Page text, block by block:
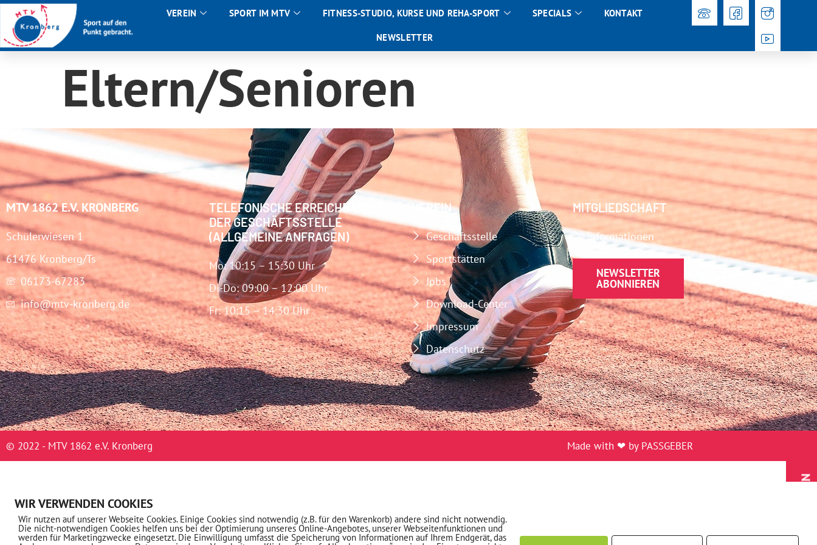
VEREIN SPORT IM MTV FITNESS-STUDIO, KURSE UND REHA-SPORT SPECIALS KONTAKT
NEWSLETTER
Eltern/Senioren
MTV 1862 E.V. KRONBERG
Schülerwiesen 1
61476 Kronberg/Ts
06173-67283
info@mtv-kronberg.de
TELEFONISCHE ERREICHBARKEIT
DER GESCHÄFTSSTELLE
(ALLGEMEINE ANFRAGEN)
Mo: 10:15 – 15:30 Uhr
Di-Do: 09:00 – 12:00 Uhr
Fr: 10:15 – 14:30 Uhr
VEREIN
Geschäftsstelle
Sportstätten
Jobs
Download-Center
Impressum
Datenschutz
MITGLIEDSCHAFT
Informationen
NEWSLETTER
ABONNIEREN
© 2022 - MTV 1862 e.V. Kronberg Made with ❤ by PASSGEBER
MITGLIED WERDEN
WIR VERWENDEN COOKIES
Wir nutzen auf unserer Webseite Cookies. Einige Cookies sind notwendig (z.B. für den Warenkorb) andere sind nicht notwendig.
Die nicht-notwendigen Cookies helfen uns bei der Optimierung unseres Online-Angebotes, unserer Webseitenfunktionen und
werden für Marketingzwecke eingesetzt. Die Einwilligung umfasst die Speicherung von Informationen auf Ihrem Endgerät, das